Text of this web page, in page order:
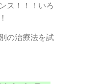
ス！！！いろ
の治療法を試